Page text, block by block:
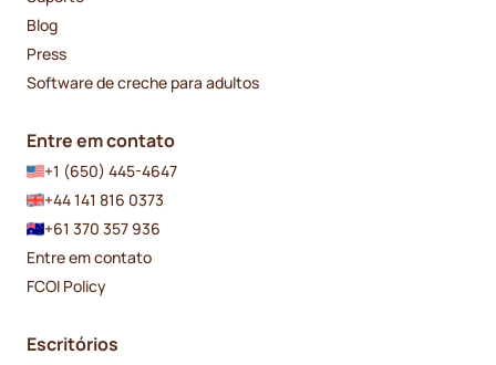
Blog
Press
Software de creche para adultos
Entre em contato
+1 (650) 445-4647
+44 141 816 0373
+61 370 357 936
Entre em contato
FCOI Policy
Escritórios